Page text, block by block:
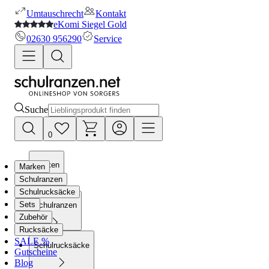
Umtauschrecht
Kontakt
eKomi Siegel Gold
02630 956290
Service
Suche
0
Marken
Schulranzen
Schulrucksäcke
Marken
Schulranzen
Schulrucksäcke
Sets
Zubehör
Rucksäcke
SALE %
Gutscheine
Blog